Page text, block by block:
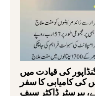
کی قیادت میں
کی کامیابی کا سفر
بیرسٹر ڈاکٹر سیف